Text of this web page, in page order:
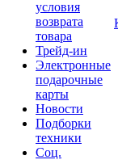
условия
возврата
товара
Трейд-ин
Электронные
подарочные
карты
Новости
Подборки
техники
Соц.